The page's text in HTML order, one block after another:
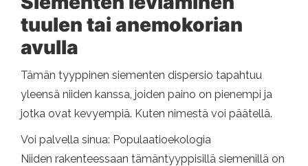
tuulen tai anemokorian
avulla
Tämän tyyppinen siementen dispersio tapahtuu
yleensä niiden kanssa, joiden paino on pienempi ja
jotka ovat kevyempiä. Kuten nimestä voi päätellä.
Voi palvella sinua: Populaatioekologia
Niiden rakenteessaan tämäntyyppisillä siemenillä on